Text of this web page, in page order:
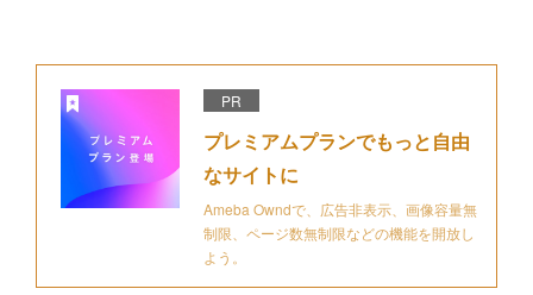
PR
プレミアムプランでもっと自由
なサイトに
Ameba Owndで、広告非表示、画像容量無
制限、ページ数無制限などの機能を開放し
よう。